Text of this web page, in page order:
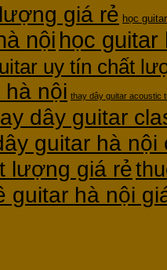
giá rẻ học
nội học
uy tín chất
hà nội thay dây guitar acoustic
dây guitar
guitar hà nội
lượng giá rẻ
guitar hà nội